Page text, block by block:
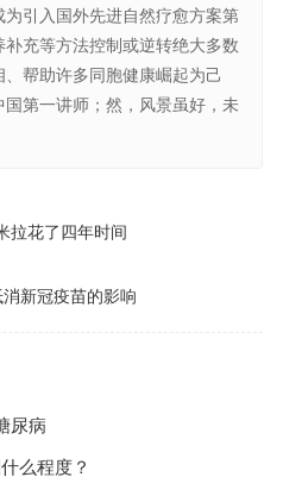
引入国外先进自然疗愈方案第
充等方法控制或逆转绝大多数
帮助许多同胞健康崛起为己
第一讲师；然，风景虽好，未
拉花了四年时间
新冠疫苗的影响
尿病
么程度？